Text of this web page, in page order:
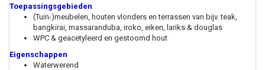
Toepassingsgebieden
(Tuin-)meubelen, houten vlonders en terrassen van bijv. teak,
bangkirai, massaranduba, iroko, eiken, lariks & douglas
WPC & geacetyleerd en gestoomd hout
Eigenschappen
Waterwerend